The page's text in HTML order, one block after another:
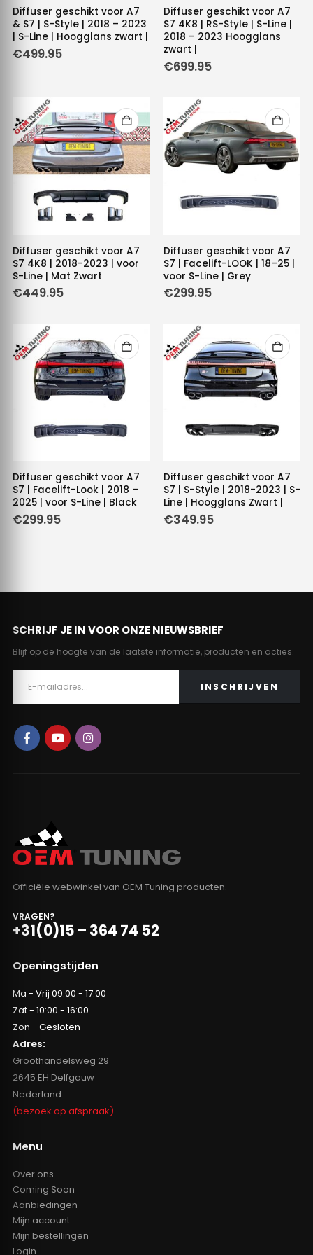
Diffuser geschikt voor A7
& S7 | S-Style | 2018 – 2023
| S-Line | Hoogglans zwart |
€499.95
Diffuser geschikt voor A7
S7 4K8 | RS-Style | S-Line |
2018 – 2023 Hoogglans
zwart |
€699.95
Diffuser geschikt voor A7
S7 4K8 | 2018-2023 | voor
S-Line | Mat Zwart
€449.95
Diffuser geschikt voor A7
S7 | Facelift-LOOK | 18–25 |
voor S-Line | Grey
€299.95
Diffuser geschikt voor A7
S7 | Facelift-Look | 2018 –
2025 | voor S-Line | Black
€299.95
Diffuser geschikt voor A7
S7 | S-Style | 2018-2023 | S-
Line | Hoogglans Zwart |
€349.95
SCHRIJF JE IN VOOR ONZE NIEUWSBRIEF
Blijf op de hoogte van de laatste informatie, producten en acties.
Officiële webwinkel van OEM Tuning producten.
VRAGEN?
+31(0)15 – 364 74 52
Openingstijden
Ma - Vrij 09:00 - 17:00
Zat - 10:00 - 16:00
Zon - Gesloten
Adres:
Groothandelsweg 29
2645 EH Delfgauw
Nederland
(bezoek op afspraak)
Menu
Over ons
Coming Soon
Aanbiedingen
Mijn account
Mijn bestellingen
Login